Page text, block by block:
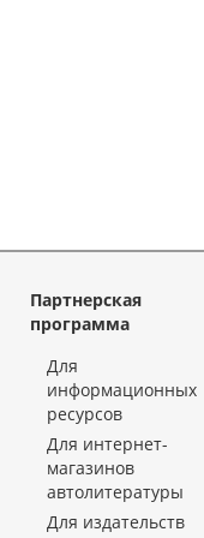
Партнерская
программа
Для
информационных
ресурсов
Для интернет-
магазинов
автолитературы
Для издательств